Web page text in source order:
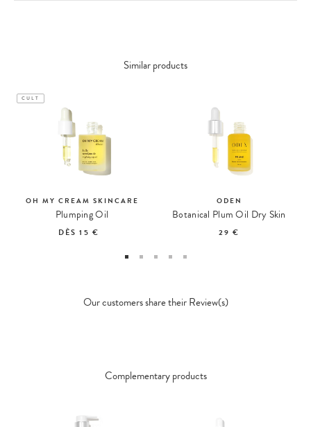
Similar products
CULT
OH MY CREAM SKINCARE
Plumping Oil
DÈS15 €
ODEN
Botanical Plum Oil Dry Skin
29 €
Our customers share their Review(s)
Complementary products